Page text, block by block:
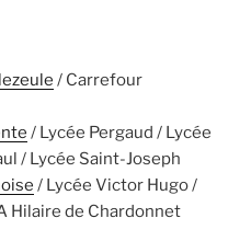
/ Carrefour
/ Lycée Pergaud / Lycée
/ Lycée Saint-Joseph
/ Lycée Victor Hugo /
Hilaire de Chardonnet